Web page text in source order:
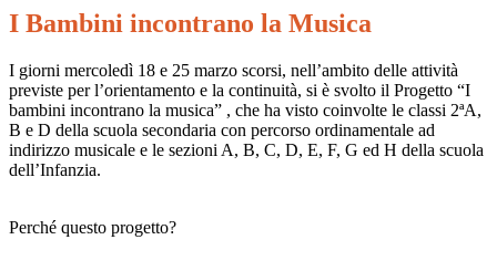
I Bambini incontrano la Musica
I giorni mercoledì 18 e 25 marzo scorsi, nell’ambito delle attività
previste per l’orientamento e la continuità, si è svolto il Progetto “I
bambini incontrano la musica” , che ha visto coinvolte le classi 2ªA,
B e D della scuola secondaria con percorso ordinamentale ad
indirizzo musicale e le sezioni A, B, C, D, E, F, G ed H della scuola
dell’Infanzia.
Perché questo progetto?